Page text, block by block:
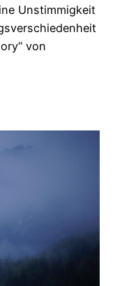
Unstimmigkeit
von